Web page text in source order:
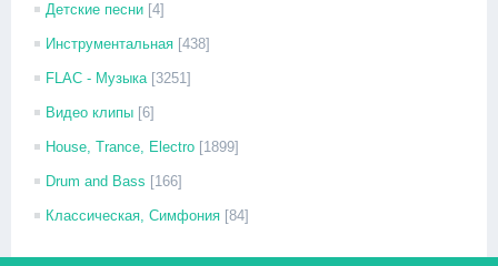
Детские песни [4]
Инструментальная [438]
FLAC - Музыка [3251]
Видео клипы [6]
House, Trance, Electro [1899]
Drum and Bass [166]
Классическая, Симфония [84]